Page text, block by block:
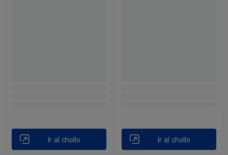
Ir al chollo Ir al chollo